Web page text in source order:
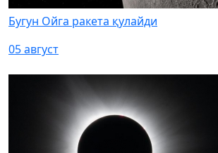
Бугун Ойга ракета қулайди
05 август